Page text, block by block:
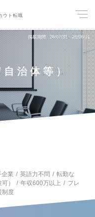
ウト転職
掲載期間 26/07/31～26/08/31
治体等）
企業 英語力不問
転勤な
） 年収600万以上
フレ
制度